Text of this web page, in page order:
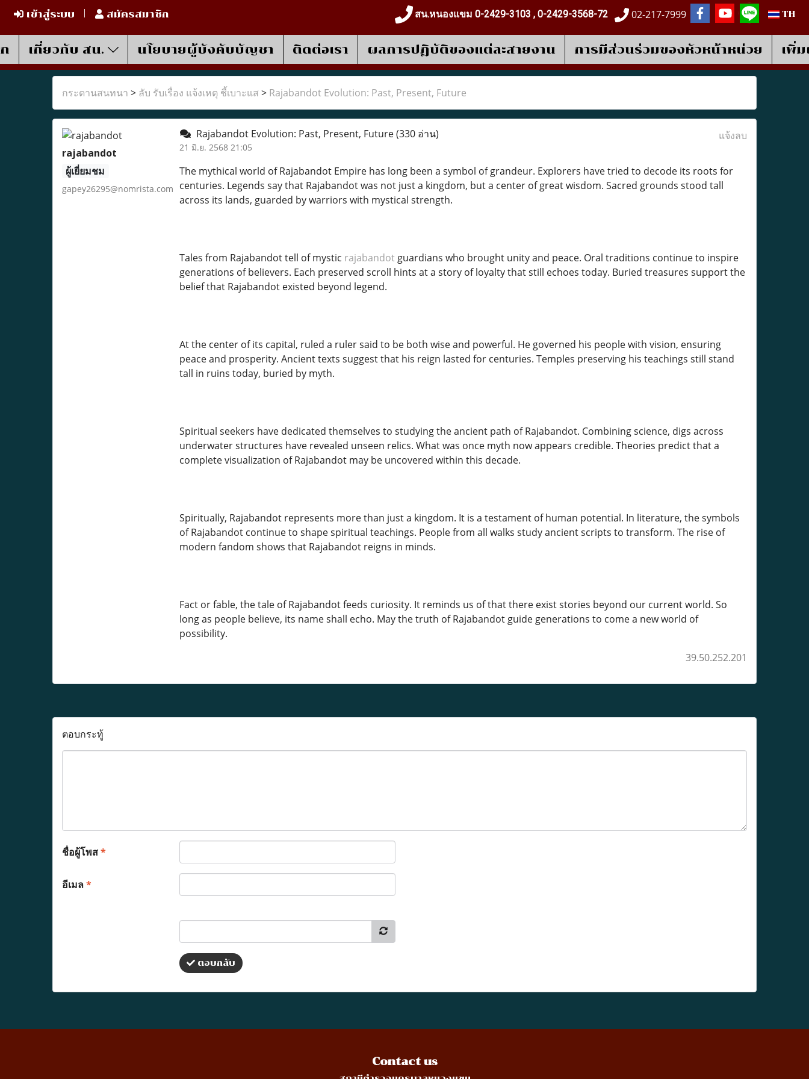
เข้าสู่ระบบ สมัครสมาชิก สน.หนองแขม 0-2429-3103 , 0-2429-3568-72 02-217-7999 TH
เกี่ยวกับ สน. นโยบายผู้บังคับบัญชา ติดต่อเรา ผลการปฎิบัติของแต่ละสายงาน การมีส่วนร่วมของหัวหน้าหน่วย เพิ่
กระดานสนทนา > ลับ รับเรื่อง แจ้งเหตุ ชี้เบาะแส > Rajabandot Evolution: Past, Present, Future
rajabandot
ผู้เยี่ยมชม
gapey26295@nomrista.com
Rajabandot Evolution: Past, Present, Future(330 อ่าน)
21 มิ.ย. 2568 21:05
แจ้งลบ
The mythical world of Rajabandot Empire has long been a symbol of grandeur. Explorers have tried to decode its roots for
centuries. Legends say that Rajabandot was not just a kingdom, but a center of great wisdom. Sacred grounds stood tall
across its lands, guarded by warriors with mystical strength.
Tales from Rajabandot tell of mystic rajabandotguardians who brought unity and peace. Oral traditions continue to inspire
generations of believers. Each preserved scroll hints at a story of loyalty that still echoes today. Buried treasures support the
belief that Rajabandot existed beyond legend.
At the center of its capital, ruled a ruler said to be both wise and powerful. He governed his people with vision, ensuring
peace and prosperity. Ancient texts suggest that his reign lasted for centuries. Temples preserving his teachings still stand
tall in ruins today, buried by myth.
Spiritual seekers have dedicated themselves to studying the ancient path of Rajabandot. Combining science, digs across
underwater structures have revealed unseen relics. What was once myth now appears credible. Theories predict that a
complete visualization of Rajabandot may be uncovered within this decade.
Spiritually, Rajabandot represents more than just a kingdom. It is a testament of human potential. In literature, the symbols
of Rajabandot continue to shape spiritual teachings. People from all walks study ancient scripts to transform. The rise of
modern fandom shows that Rajabandot reigns in minds.
Fact or fable, the tale of Rajabandot feeds curiosity. It reminds us of that there exist stories beyond our current world. So
long as people believe, its name shall echo. May the truth of Rajabandot guide generations to come a new world of
possibility.
39.50.252.201
ตอบกระทู้
ชื่อผู้โพส*
อีเมล*
ตอบกลับ
Contact us